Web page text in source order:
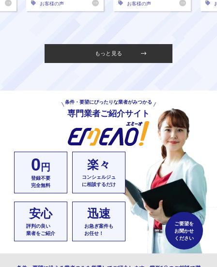
お客様の声 お客様の声
もっと見る
条件・要望にぴったりな業者がみつかる
専門業者ご紹介サイト
0 円
登録不要
完全無料
楽々
コンシェルジュ
に相談するだけ
安心
評判の良い
業者をご紹介
迅速
お急ぎ案件も
お任せ！
ご要望を
お聞かせ
ください